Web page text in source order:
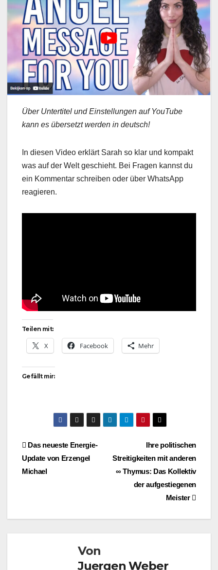
Über Untertitel und Einstellungen auf YouTube
kann es übersetzt werden in deutsch!
In diesen Video erklärt Sarah so klar und kompakt
was auf der Welt geschieht. Bei Fragen kannst du
ein Kommentar schreiben oder über WhatsApp
reagieren.
Teilen mit:
X Facebook Mehr
Gefällt mir:
BeitragsnavigationIhre politischen
Streitigkeiten mit anderen
∞ Thymus: Das Kollektiv
der aufgestiegenen
Meister
Das neueste Energie-
Update von Erzengel
Michael
Von
Juergen Weber